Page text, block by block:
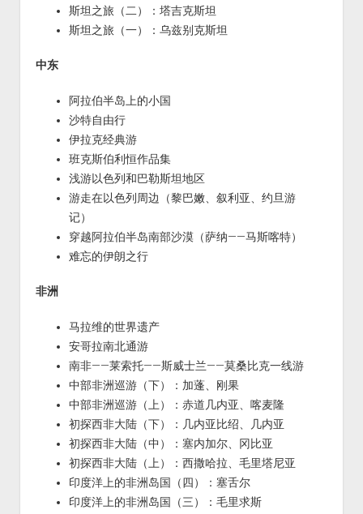
斯坦之旅（二）：塔吉克斯坦
斯坦之旅（一）：乌兹别克斯坦
中东
阿拉伯半岛上的小国
沙特自由行
伊拉克经典游
班克斯伯利恒作品集
浅游以色列和巴勒斯坦地区
游走在以色列周边（黎巴嫩、叙利亚、约旦游
记）
穿越阿拉伯半岛南部沙漠（萨纳——马斯喀特）
难忘的伊朗之行
非洲
马拉维的世界遗产
安哥拉南北通游
南非——莱索托——斯威士兰——莫桑比克一线游
中部非洲巡游（下）：加蓬、刚果
中部非洲巡游（上）：赤道几内亚、喀麦隆
初探西非大陆（下）：几内亚比绍、几内亚
初探西非大陆（中）：塞内加尔、冈比亚
初探西非大陆（上）：西撒哈拉、毛里塔尼亚
印度洋上的非洲岛国（四）：塞舌尔
印度洋上的非洲岛国（三）：毛里求斯